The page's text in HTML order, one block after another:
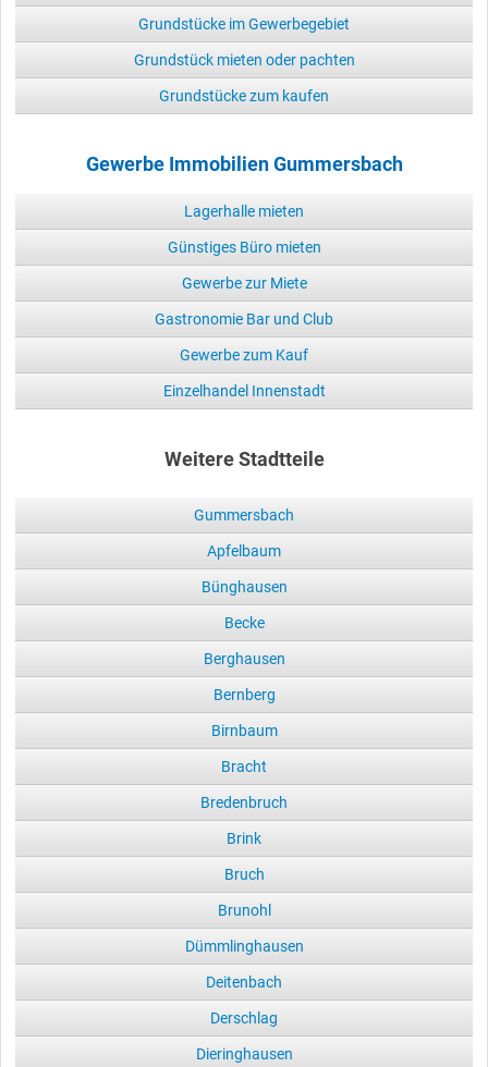
Grundstücke im Gewerbegebiet
Grundstück mieten oder pachten
Grundstücke zum kaufen
Gewerbe Immobilien Gummersbach
Lagerhalle mieten
Günstiges Büro mieten
Gewerbe zur Miete
Gastronomie Bar und Club
Gewerbe zum Kauf
Einzelhandel Innenstadt
Weitere Stadtteile
Gummersbach
Apfelbaum
Bünghausen
Becke
Berghausen
Bernberg
Birnbaum
Bracht
Bredenbruch
Brink
Bruch
Brunohl
Dümmlinghausen
Deitenbach
Derschlag
Dieringhausen